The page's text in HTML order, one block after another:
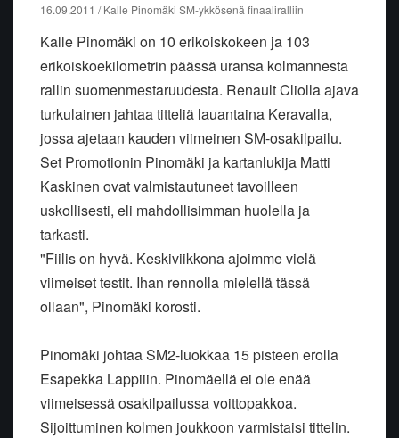
16.09.2011 / Kalle Pinomäki SM-ykkösenä finaaliralliin
Kalle Pinomäki on 10 erikoiskokeen ja 103
erikoiskoekilometrin päässä uransa kolmannesta
rallin suomenmestaruudesta. Renault Cliolla ajava
turkulainen jahtaa titteliä lauantaina Keravalla,
jossa ajetaan kauden viimeinen SM-osakilpailu.
Set Promotionin Pinomäki ja kartanlukija Matti
Kaskinen ovat valmistautuneet tavoilleen
uskollisesti, eli mahdollisimman huolella ja
tarkasti.
"Fiilis on hyvä. Keskiviikkona ajoimme vielä
viimeiset testit. Ihan rennolla mielellä tässä
ollaan", Pinomäki korosti.
Pinomäki johtaa SM2-luokkaa 15 pisteen erolla
Esapekka Lappiiin. Pinomäellä ei ole enää
viimeisessä osakilpailussa voittopakkoa.
Sijoittuminen kolmen joukkoon varmistaisi tittelin.